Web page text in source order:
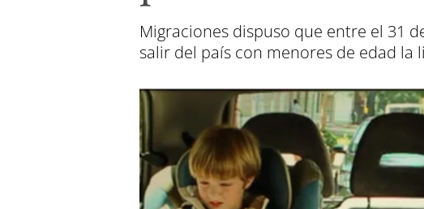
Migraciones dispuso que entre el 31
salir del país con menores de edad